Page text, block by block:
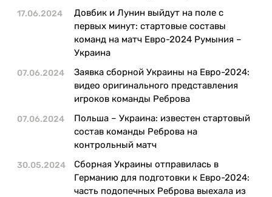
17.06.2024
Довбик и Лунин выйдут на поле с
первых минут: стартовые составы
команд на матч Евро-2024 Румыния –
Украина
07.06.2024
Заявка сборной Украины на Евро-2024:
видео оригинального представления
игроков команды Реброва
07.06.2024
Польша – Украина: известен стартовый
состав команды Реброва на
контрольный матч
30.05.2024
Сборная Украины отправилась в
Германию для подготовки к Евро-2024:
часть подопечных Реброва выехала из